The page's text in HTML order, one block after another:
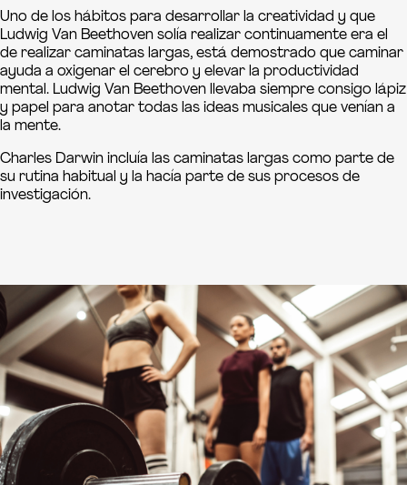
Uno de los hábitos para desarrollar la creatividad y que
Ludwig Van Beethoven solía realizar continuamente era el
de realizar caminatas largas, está demostrado que caminar
ayuda a oxigenar el cerebro y elevar la productividad
mental. Ludwig Van Beethoven llevaba siempre consigo lápiz
y papel para anotar todas las ideas musicales que venían a
la mente.
Charles Darwin incluía las caminatas largas como parte de
su rutina habitual y la hacía parte de sus procesos de
investigación.